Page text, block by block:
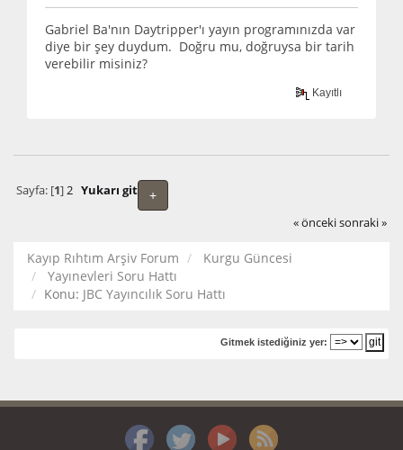
Gabriel Ba'nın Daytripper'ı yayın programınızda var
diye bir şey duydum. Doğru mu, doğruysa bir tarih
verebilir misiniz?
Kayıtlı
+
Sayfa: [1]2 Yukarı git
« önceki sonraki »
Kayıp Rıhtım Arşiv Forum
Kurgu Güncesi
Yayınevleri Soru Hattı
Konu: JBC Yayıncılık Soru Hattı
Gitmek istediğiniz yer: